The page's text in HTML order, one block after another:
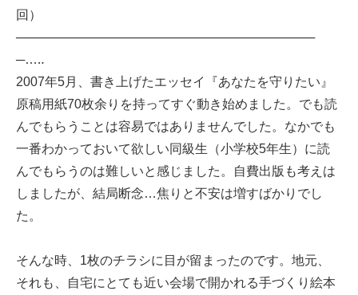
回）
──────────────────────────────────
─…‥
2007年5月、書き上げたエッセイ『あなたを守りたい』
原稿用紙70枚余りを持ってすぐ動き始めました。でも読
んでもらうことは容易ではありませんでした。なかでも
一番わかっておいて欲しい同級生（小学校5年生）に読
んでもらうのは難しいと感じました。自費出版も考えは
しましたが、結局断念…焦りと不安は増すばかりでし
た。
そんな時、1枚のチラシに目が留まったのです。地元、
それも、自宅にとても近い会場で開かれる手づくり絵本